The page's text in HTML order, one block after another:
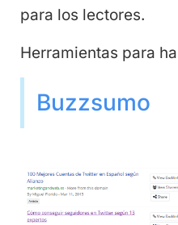
para los lectores.
Herramientas para
Buzzsumo